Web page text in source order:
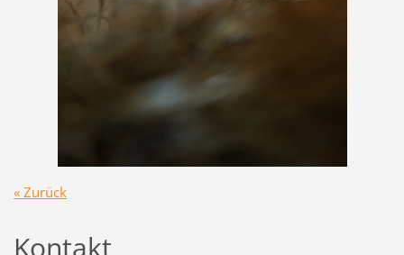
« Zurück
Kontakt